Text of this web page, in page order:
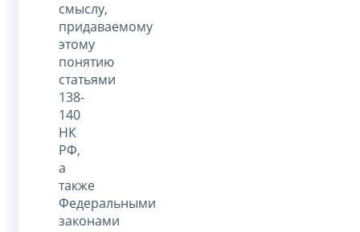
смыслу,
придаваемому
этому
понятию
статьями
138-
140
НК
РФ,
а
также
Федеральными
законами